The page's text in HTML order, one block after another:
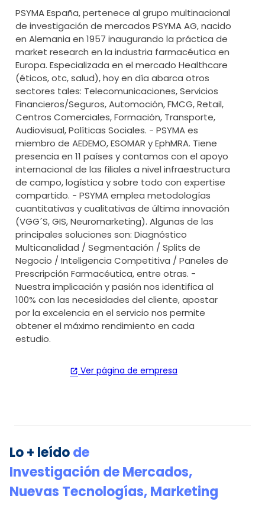
PSYMA España, pertenece al grupo multinacional
de investigación de mercados PSYMA AG, nacido
en Alemania en 1957 inaugurando la práctica de
market research en la industria farmacéutica en
Europa. Especializada en el mercado Healthcare
(éticos, otc, salud), hoy en día abarca otros
sectores tales: Telecomunicaciones, Servicios
Financieros/Seguros, Automoción, FMCG, Retail,
Centros Comerciales, Formación, Transporte,
Audiovisual, Políticas Sociales. - PSYMA es
miembro de AEDEMO, ESOMAR y EphMRA. Tiene
presencia en 11 países y contamos con el apoyo
internacional de las filiales a nivel infraestructura
de campo, logística y sobre todo con expertise
compartido. - PSYMA emplea metodologías
cuantitativas y cualitativas de última innovación
(VGG´S, GIS, Neuromarketing). Algunas de las
principales soluciones son: Diagnóstico
Multicanalidad / Segmentación / Splits de
Negocio / Inteligencia Competitiva / Paneles de
Prescripción Farmacéutica, entre otras. -
Nuestra implicación y pasión nos identifica al
100% con las necesidades del cliente, apostar
por la excelencia en el servicio nos permite
obtener el máximo rendimiento en cada
estudio.
open_in_new Ver página de empresa
Lo + leídode
Investigación de Mercados,
Nuevas Tecnologías,Marketing